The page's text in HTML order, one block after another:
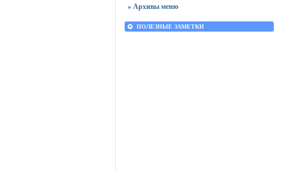
» Архивы меню
ПОЛЕЗНЫЕ ЗАМЕТКИ